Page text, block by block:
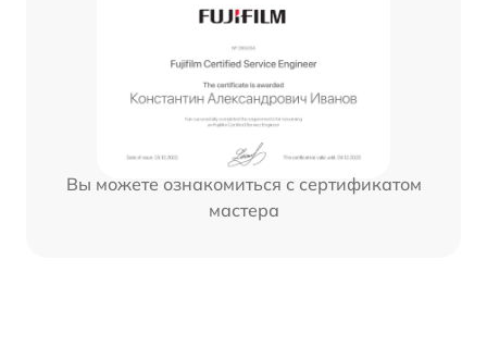
Вы можете ознакомиться с сертификатом
мастера